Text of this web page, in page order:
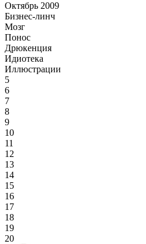
Октябрь 2009
Бизнес-линч
Мозг
Понос
Дрюкенция
Идиотека
Иллюстрации
5
6
7
8
9
10
11
12
13
14
15
16
17
18
19
20